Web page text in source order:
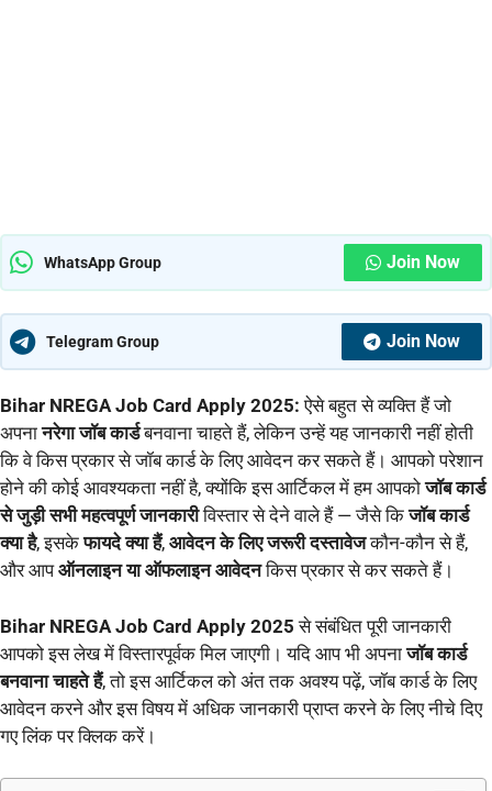
WhatsApp Group Join Now
Telegram Group Join Now
Bihar NREGA Job Card Apply 2025: ऐसे बहुत से व्यक्ति हैं जो
अपनानरेगा जॉब कार्डबनवाना चाहते हैं, लेकिन उन्हें यह जानकारी नहीं होती
कि वे किस प्रकार से जॉब कार्ड के लिए आवेदन कर सकते हैं। आपको परेशान
होने की कोई आवश्यकता नहीं है, क्योंकि इस आर्टिकल में हम आपकोजॉब कार्ड
से जुड़ी सभी महत्वपूर्ण जानकारीविस्तार से देने वाले हैं — जैसे किजॉब कार्ड
क्या है, इसकेफायदे क्या हैं, आवेदन के लिए जरूरी दस्तावेजकौन-कौन से हैं,
और आपऑनलाइन या ऑफलाइन आवेदनकिस प्रकार से कर सकते हैं।
Bihar NREGA Job Card Apply 2025 से संबंधित पूरी जानकारी
आपको इस लेख में विस्तारपूर्वक मिल जाएगी। यदि आप भी अपनाजॉब कार्ड
बनवाना चाहते हैं, तो इस आर्टिकल को अंत तक अवश्य पढ़ें, जॉब कार्ड के लिए
आवेदन करने और इस विषय में अधिक जानकारी प्राप्त करने के लिए नीचे दिए
गए लिंक पर क्लिक करें।